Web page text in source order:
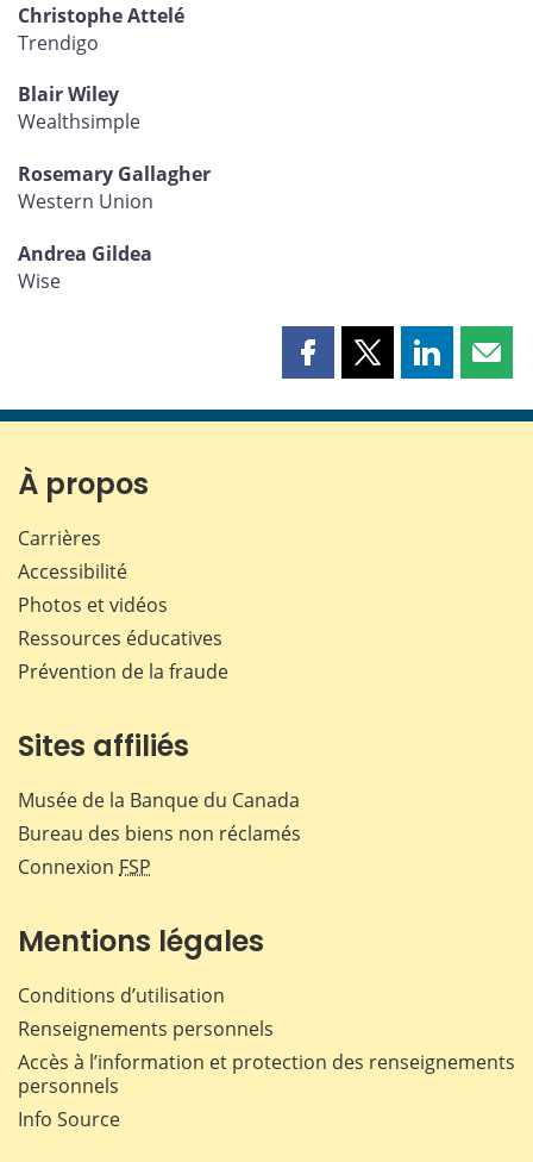
Christophe Attelé
Trendigo
Blair Wiley
Wealthsimple
Rosemary Gallagher
Western Union
Andrea Gildea
Wise
Partager
page
Partager
page
Partager
page page
À propos
Carrières
Accessibilité
Photos et vidéos
Ressources éducatives
Prévention de la fraude
Sites affiliés
Musée de la Banque du Canada
Bureau des biens non réclamés
Connexion FSP
Mentions légales
Conditions d’utilisation
Renseignements personnels
Accès à l’information et protection des renseignements
personnels
Info Source